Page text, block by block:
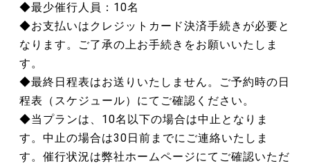
◆最少催行人員：10名
◆お支払いはクレジットカード決済手続きが必要と
なります。ご了承の上お手続きをお願いいたしま
す。
◆最終日程表はお送りいたしません。ご予約時の日
程表（スケジュール）にてご確認ください。
◆当プランは、10名以下の場合は中止となりま
す。中止の場合は30日前までにご連絡いたしま
す。催行状況は弊社ホームページにてご確認いただ